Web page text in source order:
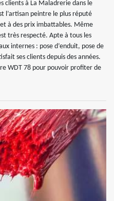
clients à La Maladrerie dans le
l’artisan peintre le plus réputé
à des prix imbattables. Même
très respecté. Apte à tous les
internes : pose d’enduit, pose de
ses clients depuis des années.
WDT 78 pour pouvoir profiter de